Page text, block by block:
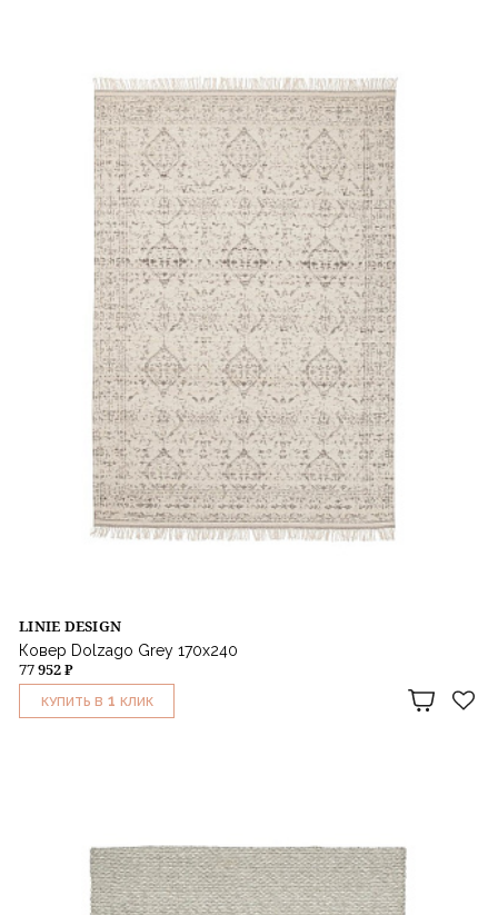
LINIE DESIGN
Ковер Dolzago Grey 170x240
77 952 ₽
КУПИТЬ В 1 КЛИК